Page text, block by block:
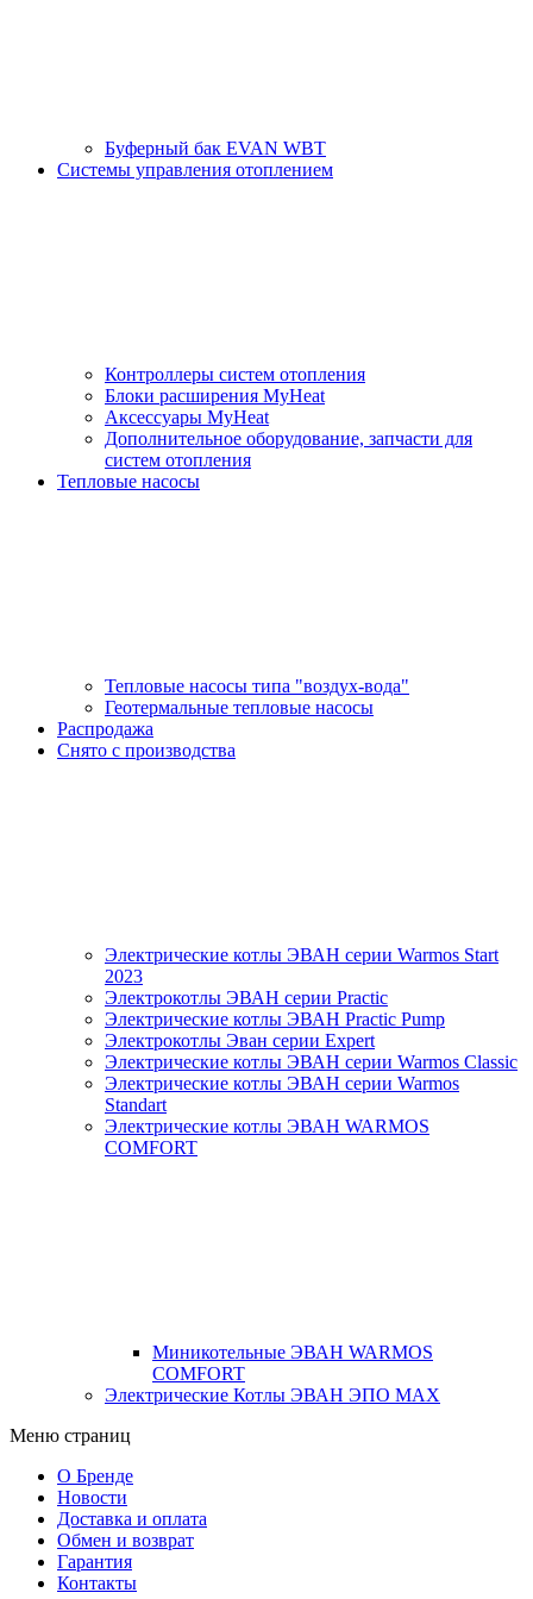
Буферный бак EVAN WBT
Системы управления отоплением
Контроллеры систем отопления
Блоки расширения MyHeat
Аксессуары MyHeat
Дополнительное оборудование, запчасти для
систем отопления
Тепловые насосы
Тепловые насосы типа "воздух-вода"
Геотермальные тепловые насосы
Распродажа
Снято с производства
Электрические котлы ЭВАН серии Warmos Start
2023
Электрокотлы ЭВАН серии Practic
Электрические котлы ЭВАН Practic Pump
Электрокотлы Эван серии Expert
Электрические котлы ЭВАН серии Warmos Classic
Электрические котлы ЭВАН серии Warmos
Standart
Электрические котлы ЭВАН WARMOS
COMFORT
Миникотельные ЭВАН WARMOS
COMFORT
Электрические Котлы ЭВАН ЭПО MAX
Меню страниц
О Бренде
Новости
Доставка и оплата
Обмен и возврат
Гарантия
Контакты